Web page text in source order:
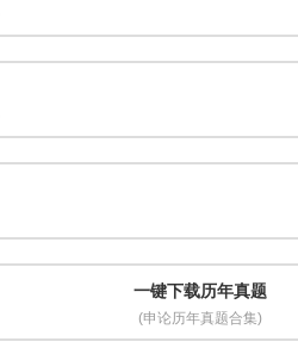
一键下载历年真题
(申论历年真题合集)